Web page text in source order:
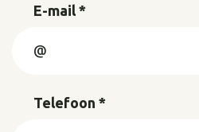
E-mail *
Telefoon *